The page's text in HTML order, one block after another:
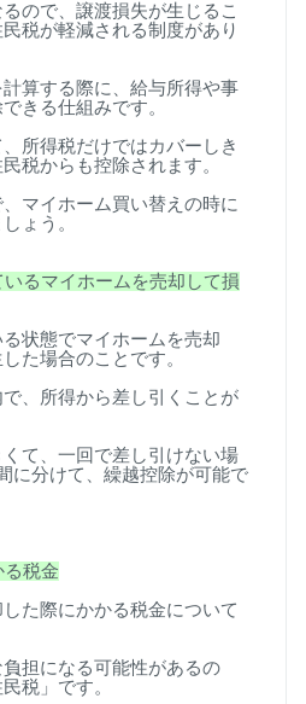
ので、譲渡損失が生じるこ
税が軽減される制度があり
算する際に、給与所得や事
きる仕組みです。
所得税だけではカバーしき
税からも控除されます。
マイホーム買い替えの時に
ょう。
るマイホームを売却して損
状態でマイホームを売却
た場合のことです。
、所得から差し引くことが
て、一回で差し引けない場
に分けて、繰越控除が可能で
税金
た際にかかる税金について
担になる可能性があるの
税」です。